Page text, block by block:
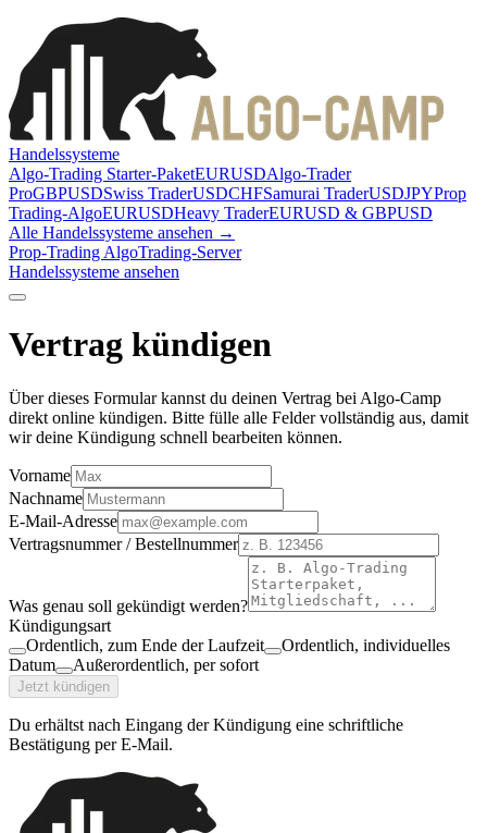
Handelssysteme
Algo-Trading Starter-PaketEURUSDAlgo-Trader
ProGBPUSDSwiss TraderUSDCHFSamurai TraderUSDJPYProp
Trading-AlgoEURUSDHeavy TraderEURUSD & GBPUSD
Alle Handelssysteme ansehen →
Prop-Trading AlgoTrading-Server
Handelssysteme ansehen
Vertrag kündigen
Über dieses Formular kannst du deinen Vertrag bei Algo-Camp
direkt online kündigen. Bitte fülle alle Felder vollständig aus, damit
wir deine Kündigung schnell bearbeiten können.
Vorname
Nachname
E-Mail-Adresse
Vertragsnummer / Bestellnummer
Was genau soll gekündigt werden?
Kündigungsart
Ordentlich, zum Ende der Laufzeit
Ordentlich, individuelles
Datum
Außerordentlich, per sofort
Jetzt kündigen
Du erhältst nach Eingang der Kündigung eine schriftliche
Bestätigung per E-Mail.